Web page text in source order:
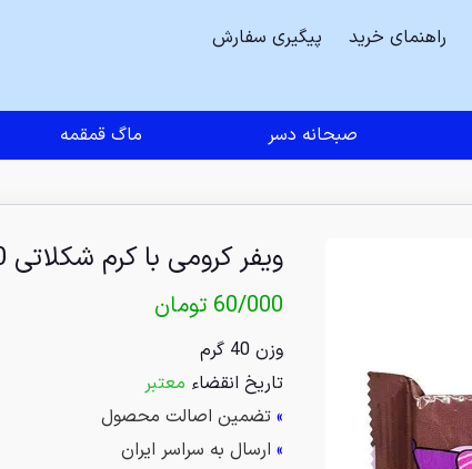
راهنمای خرید
پیگیری سفارش
صبحانه دسر ماگ قمقمه
ویفر کرومی با کرم شکلاتی 40 گرم
60/000 تومان
وزن 40 گرم
تاریخ انقضاء معتبر
» تضمین اصالت محصول
» ارسال به سراسر ایران